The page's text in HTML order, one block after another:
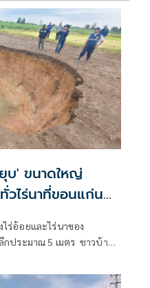
บ' ขนาดใหญ่
วไร่นาที่ขอนแก่น
ร่อ้อยและไร่นาของ
ประมาณ 5 เมตร ชาวบ้าน